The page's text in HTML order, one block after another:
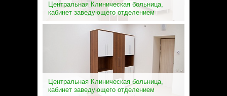
Центральная Клиническая больница,
кабинет заведующего отделением
Центральная Клиническая больница,
кабинет заведующего отделением